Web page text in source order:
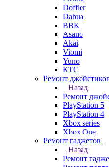
Doffler
Dahua
BBK
Asano
Akai
Viomi
Yuno
КТС
Ремонт джойстиков
Назад
Ремонт
PlayStation 5
PlayStation 4
Xbox series
Xbox One
Ремонт гаджетов
Назад
Ремонт